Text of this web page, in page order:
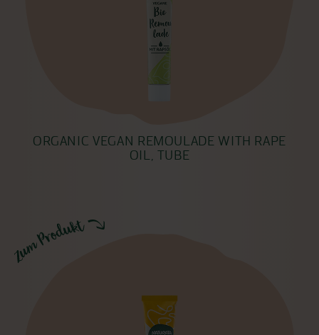
ORGANIC VEGAN REMOULADE WITH RAPE
OIL, TUBE